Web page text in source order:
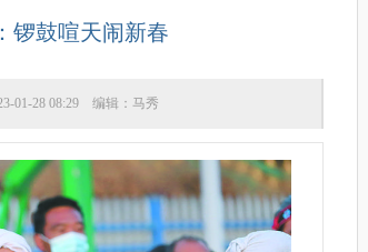
锣鼓喧天闹新春
01-28 08:29 编辑：马秀